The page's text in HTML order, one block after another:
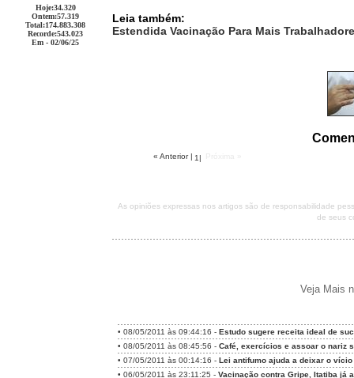
Hoje:34.320
Ontem:57.319
Total:174.883.308
Recorde:543.023
Em - 02/06/25
Leia também:
Estendida Vacinação Para Mais
« Anterior| 1 | Próxima »
As opiniões expressas nos artigos são de responsabilidade
de seus
Veja Mais
• 08/05/2011 às 09:44:16 - Estudo sugere receita ideal de
• 08/05/2011 às 08:45:56 - Café, exercícios e assoar o nariz
• 07/05/2011 às 00:14:16 - Lei antifumo ajuda a deixar o vício
• 06/05/2011 às 23:11:25 - Vacinação contra Gripe, Itatiba já